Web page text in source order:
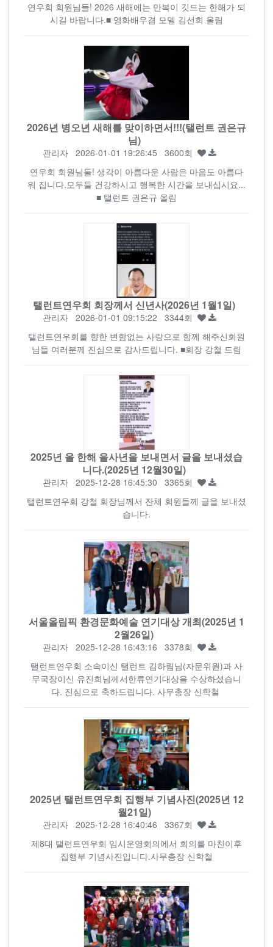
연우회 회원님들! 2026 새해에는 만복이 깃드는 한해가 되
시길 바랍니다.■ 영화배우겸 모델 김선희 올림
2026년 병오년 새해를 맞이하면서!!!(탤런트 권은규
님)
관리자2026-01-01 19:26:45 3600회
연우회 회원님들! 생각이 아름다운 사람은 마음도 아름다
워 집니다.모두들 건강하시고 행복한 시간을 보내십시요...
■ 탤런트 권은규 올림
탤런트연우회 회장께서 신년사(2026년 1월1일)
관리자2026-01-01 09:15:22 3344회
탤런트연우회를 향한 변함없는 사랑으로 함께 해주신회원
님들 여러분께 진심으로 감사드립니다. ■회장 강철 드림
2025년 올 한해 을사년을 보내면서 글을 보내셨습
니다.(2025년 12월30일)
관리자2025-12-28 16:45:30 3365회
탤런트연우회 강철 회장님께서 잔체 회원들께 글을 보내셨
습니다.
서울올림픽 환경문화예술 연기대상 개최(2025년 1
2월26일)
관리자2025-12-28 16:43:16 3378회
탤런트연우회 소속이신 탤런트 김하림님(자문위원)과 사
무국장이신 유진희님께서한류연기대상을 수상하셨습니
다. 진심으로 축하드립니다. 사무총장 신학철
2025년 탤런트연우회 집행부 기념사진(2025년 12
월21일)
관리자2025-12-28 16:40:46 3367회
제8대 탤런트연우회 임시운영회의에서 회의를 마친이후
집행부 기념사진입니다.사무총장 신학철